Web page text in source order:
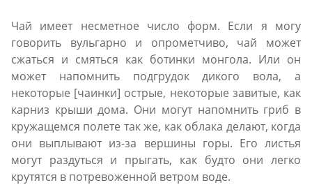
Чай имеет несметное число форм. Если я могу
говорить вульгарно и опрометчиво, чай может
сжаться и смяться как ботинки монгола. Или он
может напомнить подгрудок дикого вола, a
некоторые [чаинки] острыe, некоторые завитые, как
карниз крыши дома. Oни могут напомнить гриб в
кружащемся полете так же, как облака делают, когда
они выплывают из-за вершины горы. Его листья
могут раздуться и прыгать, как будто они легко
крутятся в потревоженной ветром воде.